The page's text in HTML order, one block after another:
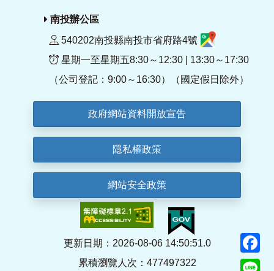
南投辦公區
540202南投縣南投市省府路4號
星期一至星期五8:30～12:30 | 13:30～17:30
（公司登記：9:00～16:30）（國定假日除外）
政府網站資料開放宣告
隱私權政策
網站安全政策
更新日期：2026-08-06 14:50:51.0
累積瀏覽人次：477497322